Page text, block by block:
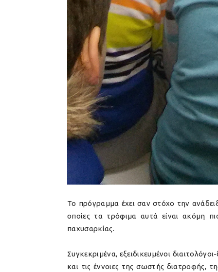
Το πρόγραμμα έχει σαν στόχο την
οποίες τα τρόφιμα αυτά είναι ακόμη
παχυσαρκίας.
Συγκεκριμένα, εξειδικευμένοι
και τις έννοιες της σωστής διατροφής,